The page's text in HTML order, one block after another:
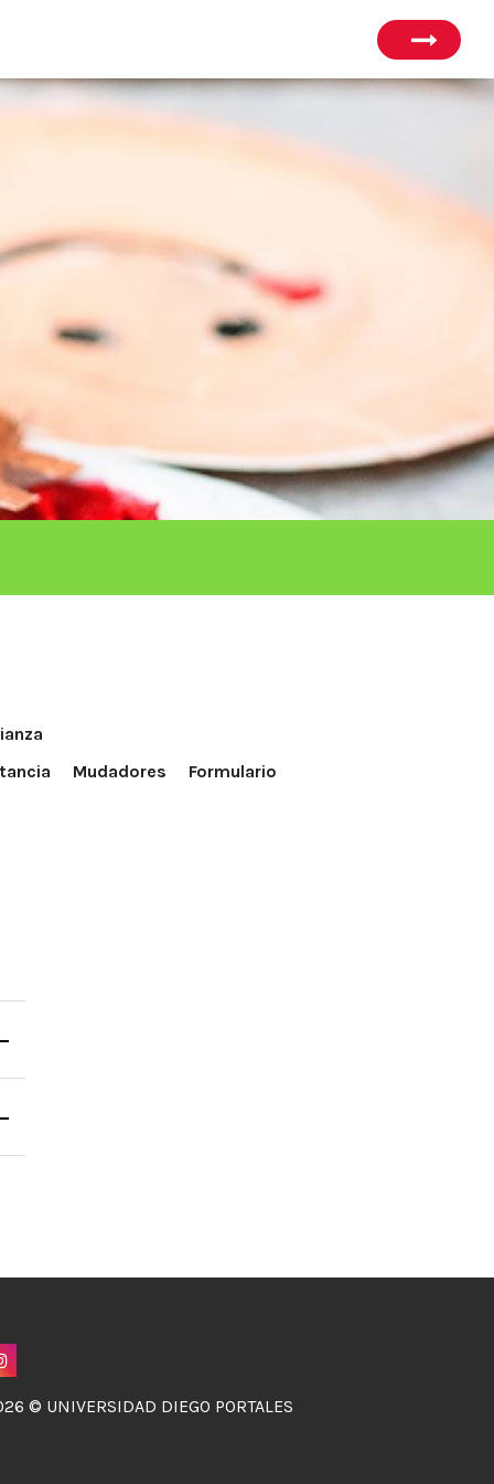
Mudadores Formulario
© UNIVERSIDAD DIEGO PORTALES